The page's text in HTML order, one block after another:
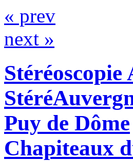
« prev
next »
Stéréoscopie
Puy de Dôme
Chapiteaux